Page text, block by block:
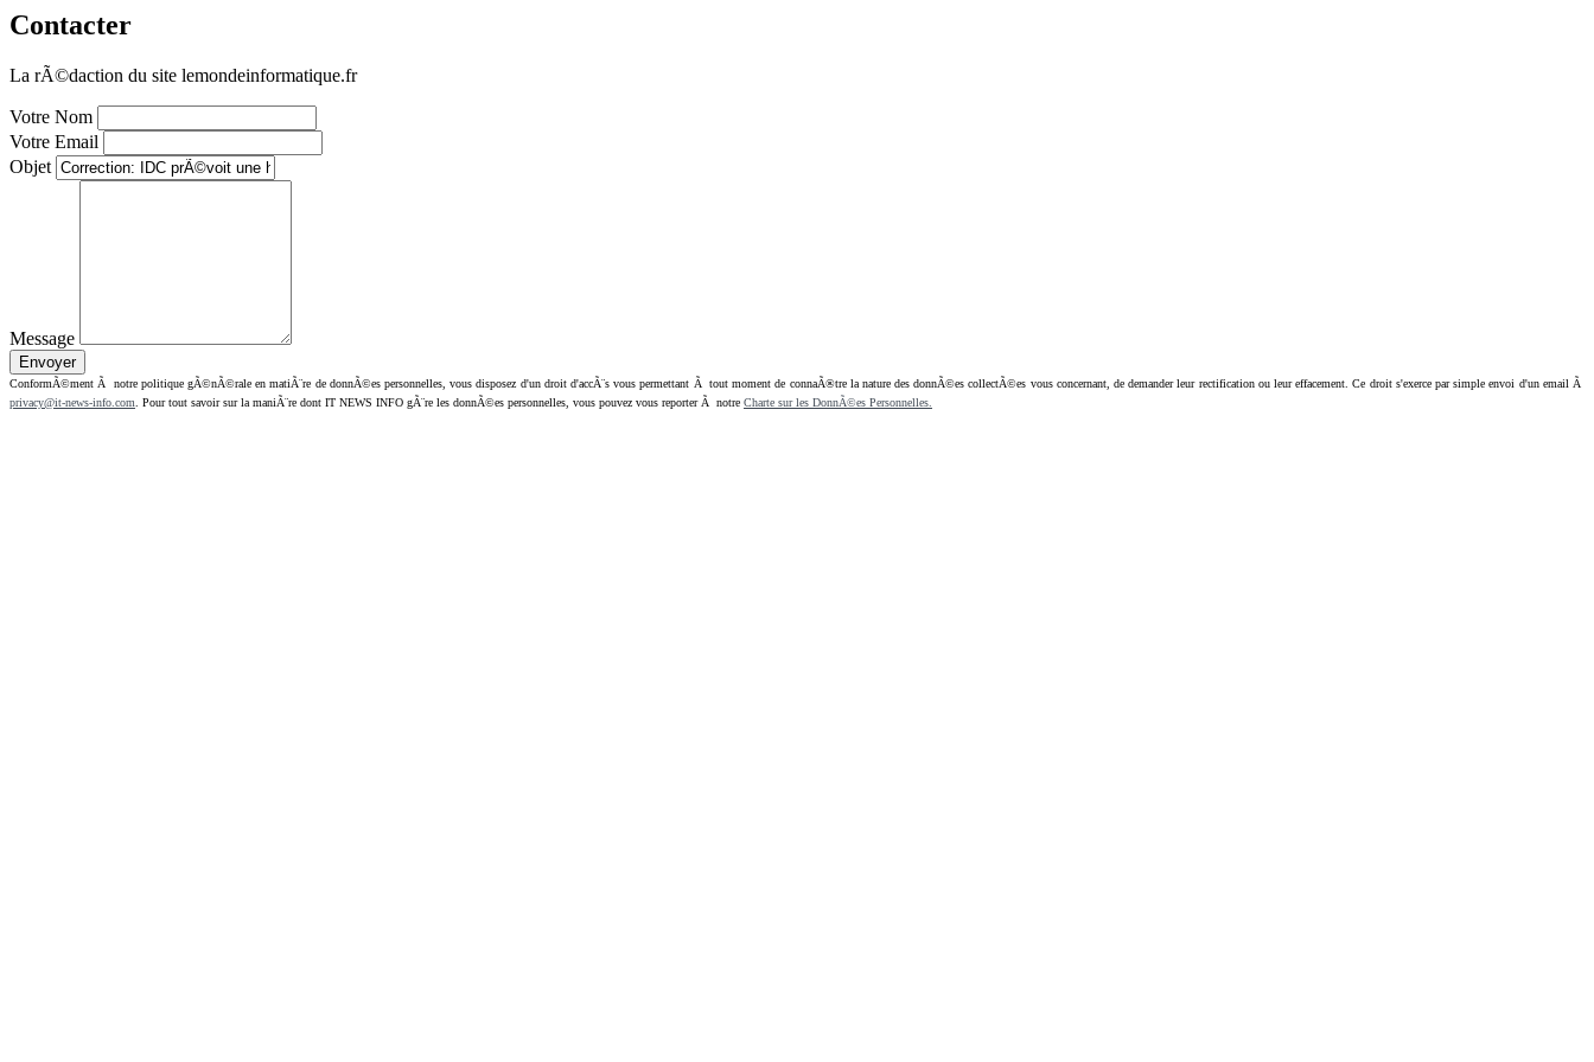
Contacter
La rÃ©daction du site lemondeinformatique.fr
Votre Nom
Votre Email
Objet
Message
ConformÃ©ment Ã notre politique gÃ©nÃ©rale en matiÃ¨re de donnÃ©es personnelles, vous disposez d'un droit d'accÃ¨s vous permettant Ã tout moment de connaÃ®tre la nature des donnÃ©es collectÃ©es vous concernant, de demander leur rectification ou leur effacement. Ce droit s'exerce par simple envoi d'un email Ã
privacy@it-news-info.com . Pour tout savoir sur la maniÃ¨re dont IT NEWS INFO gÃ¨re les donnÃ©es personnelles, vous pouvez vous reporter Ã notre Charte sur les DonnÃ©es Personnelles.